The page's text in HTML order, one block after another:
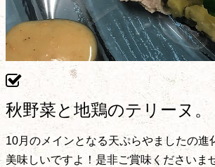
秋野菜と地鶏のテリーヌ。
10月のメインとなる天ぷらやましたの進
美味しいですよ！是非ご賞味くださいま